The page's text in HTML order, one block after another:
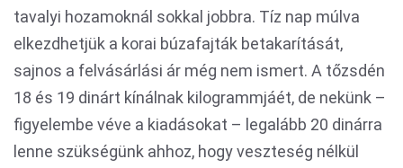
tavalyi hozamoknál sokkal jobbra. Tíz nap múlva
elkezdhetjük a korai búzafajták betakarítását,
sajnos a felvásárlási ár még nem ismert. A tőzsdén
18 és 19 dinárt kínálnak kilogrammjáét, de nekünk –
figyelembe véve a kiadásokat – legalább 20 dinárra
lenne szükségünk ahhoz, hogy veszteség nélkül